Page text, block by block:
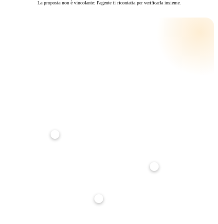
La proposta non è vincolante: l'agente ti ricontatta per verificarla insieme.